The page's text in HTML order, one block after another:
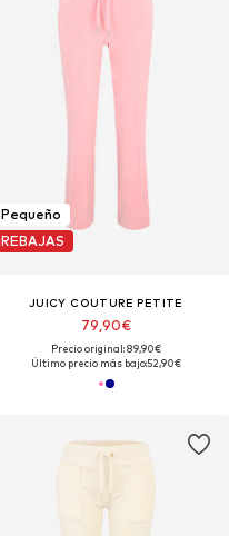
Pequeño
REBAJAS
JUICY COUTURE PETITE
79,90€
Precio original: 89,90€
Último precio más bajo:52,90€